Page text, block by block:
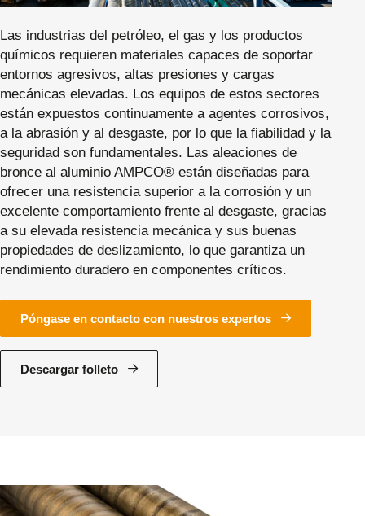
Las industrias del petróleo, el gas y los productos
químicos requieren materiales capaces de soportar
entornos agresivos, altas presiones y cargas
mecánicas elevadas. Los equipos de estos sectores
están expuestos continuamente a agentes corrosivos,
a la abrasión y al desgaste, por lo que la fiabilidad y la
seguridad son fundamentales. Las aleaciones de
bronce al aluminio AMPCO® están diseñadas para
ofrecer una resistencia superior a la corrosión y un
excelente comportamiento frente al desgaste, gracias
a su elevada resistencia mecánica y sus buenas
propiedades de deslizamiento, lo que garantiza un
rendimiento duradero en componentes críticos.
Póngase en contacto con nuestros expertos
Descargar folleto